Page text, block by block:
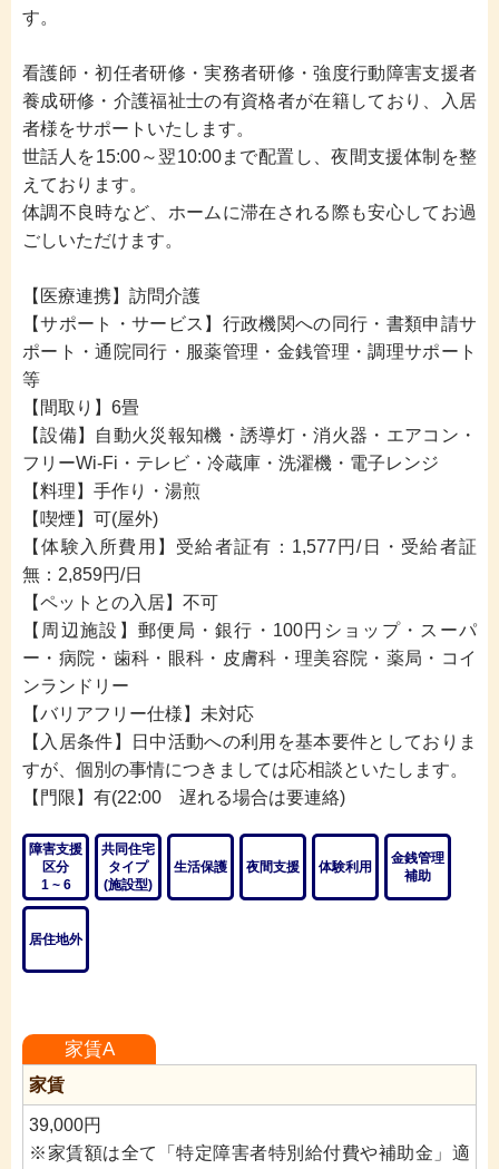
※「みんなのグルホを見た」
と必ずお伝えください。
す。
看護師・初任者研修・実務者研修・強度行動障害支援者
養成研修・介護福祉士の有資格者が在籍しており、入居
者様をサポートいたします。
世話人を15:00～翌10:00まで配置し、夜間支援体制を整
えております。
体調不良時など、ホームに滞在される際も安心してお過
ごしいただけます。
【医療連携】訪問介護
【サポート・サービス】行政機関への同行・書類申請サ
ポート・通院同行・服薬管理・金銭管理・調理サポート
等
【間取り】6畳
【設備】自動火災報知機・誘導灯・消火器・エアコン・
フリーWi-Fi・テレビ・冷蔵庫・洗濯機・電子レンジ
【料理】手作り・湯煎
【喫煙】可(屋外)
【体験入所費用】受給者証有：1,577円/日・受給者証
無：2,859円/日
【ペットとの入居】不可
【周辺施設】郵便局・銀行・100円ショップ・スーパ
ー・病院・歯科・眼科・皮膚科・理美容院・薬局・コイ
ンランドリー
【バリアフリー仕様】未対応
【入居条件】日中活動への利用を基本要件としておりま
すが、個別の事情につきましては応相談といたします。
【門限】有(22:00 遅れる場合は要連絡)
障害支援
区分
1 ~ 6
共同住宅
タイプ
(施設型)
生活保護 夜間支援 体験利用
金銭管理
補助
居住地外
家賃A
家賃
39,000円
※家賃額は全て「特定障害者特別給付費や補助金」適